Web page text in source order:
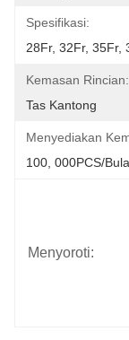
Spesifikasi:
28Fr, 32Fr, 35Fr,
Kemasan Rincian:
Tas Kantong
Menyediakan
100, 000PCS/
Menyoroti: